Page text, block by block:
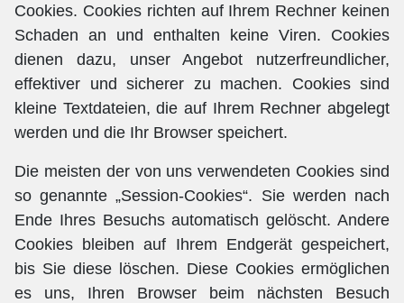
Cookies. Cookies richten auf Ihrem Rechner keinen
Schaden an und enthalten keine Viren. Cookies
dienen dazu, unser Angebot nutzerfreundlicher,
effektiver und sicherer zu machen. Cookies sind
kleine Textdateien, die auf Ihrem Rechner abgelegt
werden und die Ihr Browser speichert.
Die meisten der von uns verwendeten Cookies sind
so genannte „Session-Cookies“. Sie werden nach
Ende Ihres Besuchs automatisch gelöscht. Andere
Cookies bleiben auf Ihrem Endgerät gespeichert,
bis Sie diese löschen. Diese Cookies ermöglichen
es uns, Ihren Browser beim nächsten Besuch